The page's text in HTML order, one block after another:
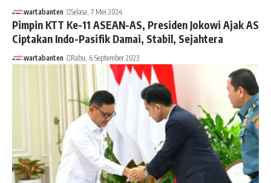
wartabanten Selasa, 7 Mei 2024
Pimpin KTT Ke-11 ASEAN-AS, Presiden Jokowi Ajak AS
Ciptakan Indo-Pasifik Damai, Stabil, Sejahtera
wartabanten Rabu, 6 September 2023